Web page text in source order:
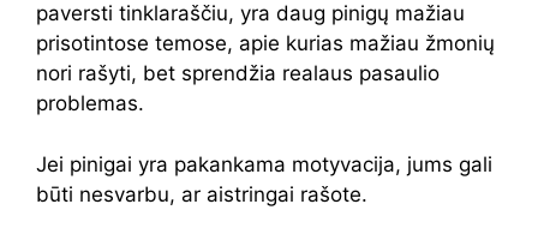
paversti tinklaraščiu, yra daug pinigų mažiau
prisotintose temose, apie kurias mažiau žmonių
nori rašyti, bet sprendžia realaus pasaulio
problemas.
Jei pinigai yra pakankama motyvacija, jums gali
būti nesvarbu, ar aistringai rašote.